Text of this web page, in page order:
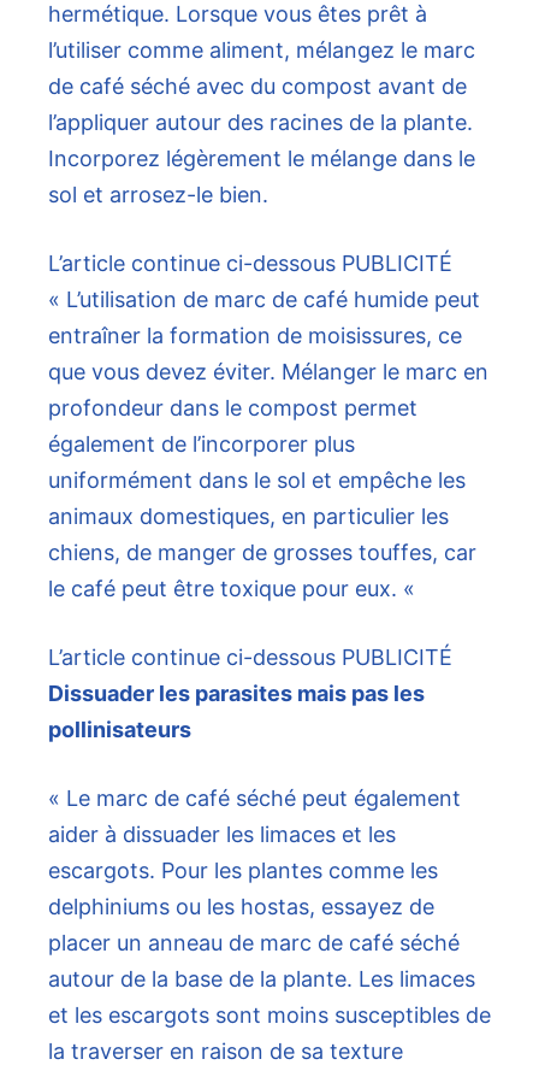
hermétique. Lorsque vous êtes prêt à
l’utiliser comme aliment, mélangez le marc
de café séché avec du compost avant de
l’appliquer autour des racines de la plante.
Incorporez légèrement le mélange dans le
sol et arrosez-le bien.
L’article continue ci-dessous PUBLICITÉ
« L’utilisation de marc de café humide peut
entraîner la formation de moisissures, ce
que vous devez éviter. Mélanger le marc en
profondeur dans le compost permet
également de l’incorporer plus
uniformément dans le sol et empêche les
animaux domestiques, en particulier les
chiens, de manger de grosses touffes, car
le café peut être toxique pour eux. «
L’article continue ci-dessous PUBLICITÉ
Dissuader les parasites mais pas les
pollinisateurs
« Le marc de café séché peut également
aider à dissuader les limaces et les
escargots. Pour les plantes comme les
delphiniums ou les hostas, essayez de
placer un anneau de marc de café séché
autour de la base de la plante. Les limaces
et les escargots sont moins susceptibles de
la traverser en raison de sa texture